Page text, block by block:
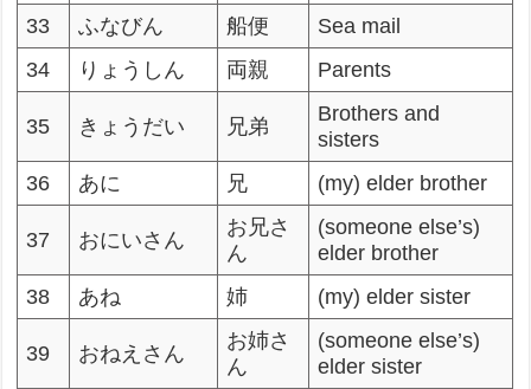
33
ふなびん 船便
Sea mail
34
りょうしん 両親 Parents
35 きょうだい 兄弟
Brothers and
sisters
36
あに 兄 (my) elder brother
37 おにいさん
お兄さ
ん
(someone else’s)
elder brother
38
あね 姉 (my) elder sister
39 おねえさん
お姉さ
ん
(someone else’s)
elder sister